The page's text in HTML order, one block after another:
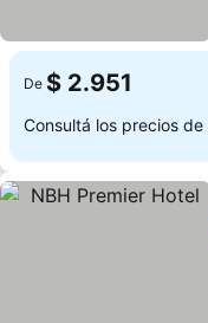
De $ 2.951
Consultá los precios de